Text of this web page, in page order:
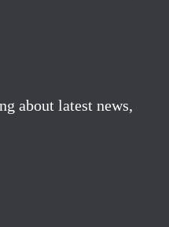
about latest news,